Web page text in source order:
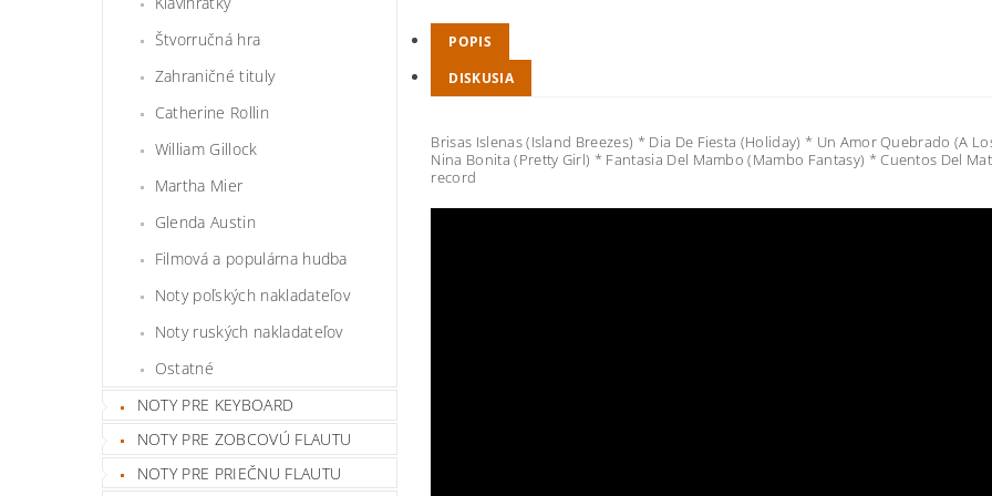
Štvorručná hra
Zahraničné tituly
Catherine Rollin
William Gillock
Martha Mier
Glenda Austin
Filmová a populárna hudba
Noty poľských nakladateľov
Noty ruských nakladateľov
Ostatné
NOTY PRE KEYBOARD
NOTY PRE ZOBCOVÚ FLAUTU
NOTY PRE PRIEČNU FLAUTU
POPIS
DISKUSIA
Brisas Islenas (Island Breezes) * Dia De Fiesta (Holiday) * Un Amor Quebrado (A
Nina Bonita (Pretty Girl) * Fantasia Del Mambo (Mambo Fantasy) * Cuentos Del
record